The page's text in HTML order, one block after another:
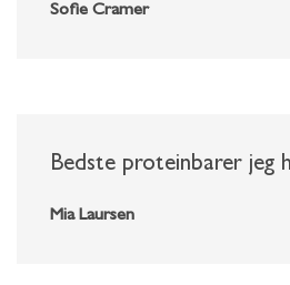
Sofie Cramer
Bedste proteinbarer jeg
Mia Laursen